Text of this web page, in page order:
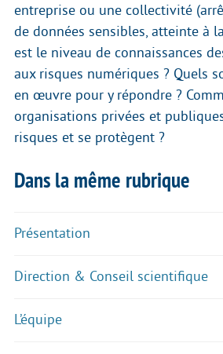
entreprise ou une collectivité
de données sensibles, atteinte à
est le niveau de connaissances
aux risques numériques ? Quels
en œuvre pour y répondre ?
organisations privées et
risques et se protègent ?
Dans la même rubrique
Présentation
Direction & Conseil scientifique
L’équipe